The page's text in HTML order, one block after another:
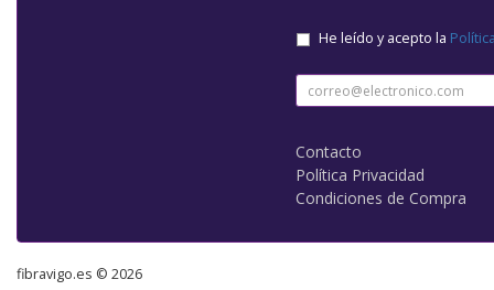
He leído y acepto la
Contacto
Política Privacidad
Condiciones de Compra
fibravigo.es © 2026